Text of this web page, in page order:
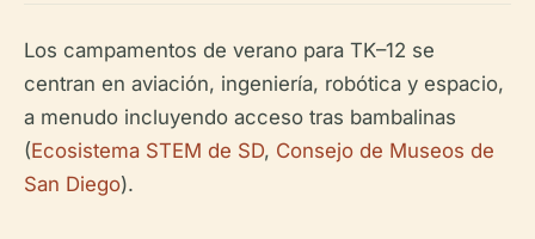
Los campamentos de verano para TK–12 se
centran en aviación, ingeniería, robótica y espacio,
a menudo incluyendo acceso tras bambalinas
(Ecosistema STEM de SD, Consejo de Museos de
San Diego).